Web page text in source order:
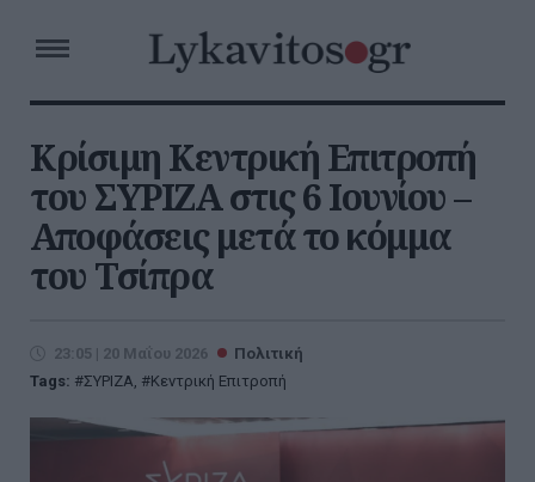
Κρίσιμη Κεντρική Επιτροπή
του ΣΥΡΙΖΑ στις 6 Ιουνίου –
Αποφάσεις μετά το κόμμα
του Τσίπρα
23:05 | 20 Μαΐου 2026
Πολιτική
Tags:
ΣΥΡΙΖΑ, Κεντρική Επιτροπή